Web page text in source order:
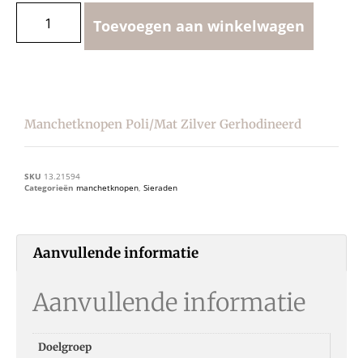
Toevoegen aan winkelwagen
Manchetknopen Poli/mat Zilver Gerhodineerd
SKU 13.21594
Categorieën manchetknopen, Sieraden
Aanvullende informatie
Aanvullende informatie
Doelgroep